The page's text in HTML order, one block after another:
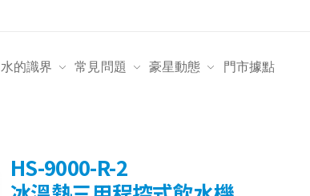
水的識界 常見問題 豪星動態 門市據點
HS-9000-R-2